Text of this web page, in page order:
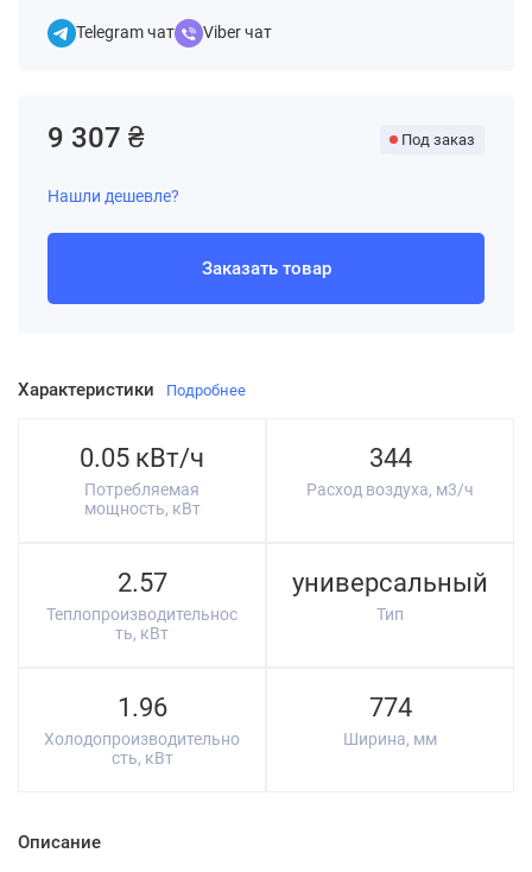
Telegram чат Viber чат
Характеристики Подробнее
0.05 кВт/ч
Потребляемая
мощность, кВт
344
Расход воздуха, м3/ч
2.57
Теплопроизводительнос
ть, кВт
универсальный
Тип
1.96
Холодопроизводительно
сть, кВт
774
Ширина, мм
Описание
9 307 ₴ Под заказ
Нашли дешевле?
Заказать товар